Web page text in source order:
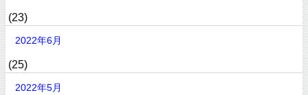
(23)
2022年6月
(25)
2022年5月